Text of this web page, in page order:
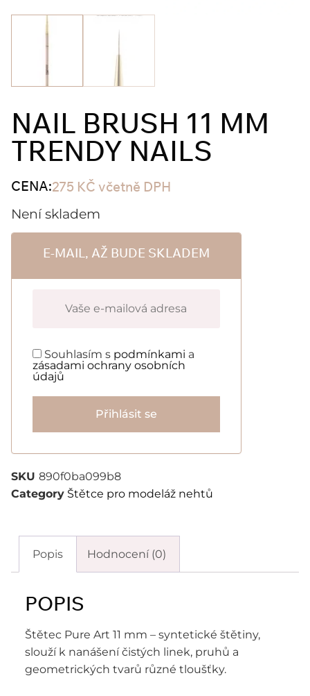
NAIL BRUSH 11 MM
TRENDY NAILS
CENA:275 KČ včetně DPH
Není skladem
E-MAIL, AŽ BUDE SKLADEM
Souhlasím s podmínkami a
zásadami ochrany osobních
údajů
Přihlásit se
SKU 890f0ba099b8
Category Štětce pro modeláž nehtů
Popis Hodnocení (0)
POPIS
Štětec Pure Art 11 mm – syntetické štětiny,
slouží k nanášení čistých linek, pruhů a
geometrických tvarů různé tloušťky.